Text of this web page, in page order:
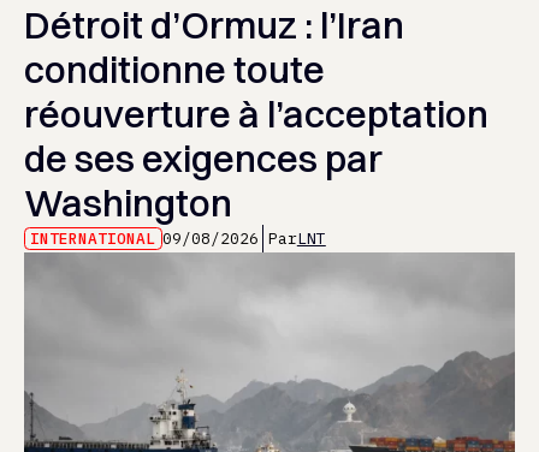
Détroit d’Ormuz : l’Iran
conditionne toute
réouverture à l’acceptation
de ses exigences par
Washington
INTERNATIONAL 09/08/2026 ParLNT